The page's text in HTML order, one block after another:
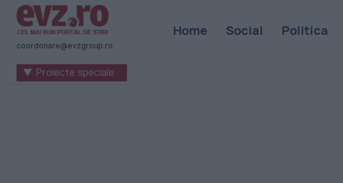
Știri
naționale
internaționale
coordonare@evzgroup.ro
Home Social Politica
▼ Proiecte speciale